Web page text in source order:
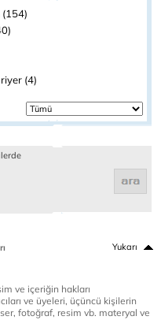
(154)
(4)
Yukarı
ve içeriğin hakları
ve üyeleri, üçüncü kişilerin
fotoğraf, resim vb. materyal ve